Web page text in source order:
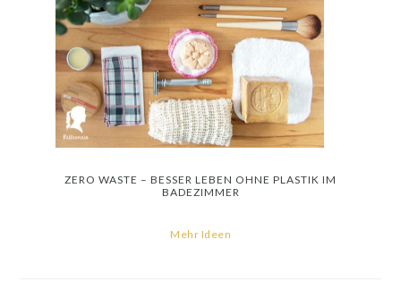
ZERO WASTE – BESSER LEBEN OHNE PLASTIK IM
BADEZIMMER
Mehr Ideen